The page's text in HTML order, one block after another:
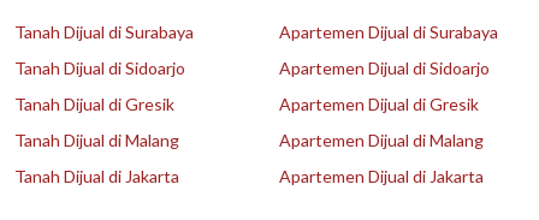
Tanah Dijual di Surabaya
Tanah Dijual di Sidoarjo
Tanah Dijual di Gresik
Tanah Dijual di Malang
Tanah Dijual di Jakarta
Apartemen Dijual di Surabaya
Apartemen Dijual di Sidoarjo
Apartemen Dijual di Gresik
Apartemen Dijual di Malang
Apartemen Dijual di Jakarta